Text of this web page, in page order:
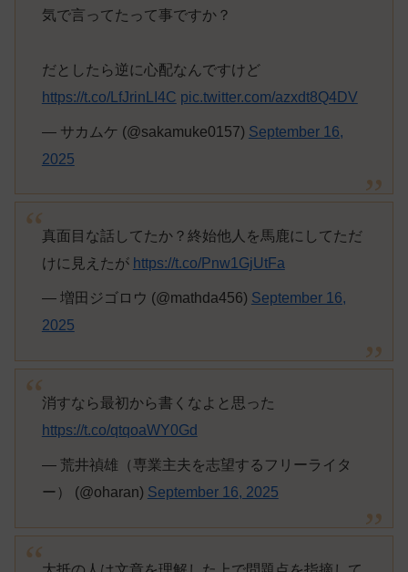
気で言ってたって事ですか？
だとしたら逆に心配なんですけど
https://t.co/LfJrinLI4C pic.twitter.com/azxdt8Q4DV
— サカムケ (@sakamuke0157) September 16,
2025
真面目な話してたか？終始他人を馬鹿にしてただ
けに見えたが https://t.co/Pnw1GjUtFa
— 増田ジゴロウ (@mathda456) September 16,
2025
消すなら最初から書くなよと思った
https://t.co/qtqoaWY0Gd
— 荒井禎雄（専業主夫を志望するフリーライタ
ー） (@oharan) September 16, 2025